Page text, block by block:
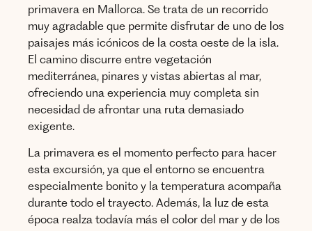
primavera en Mallorca. Se trata de un recorrido
muy agradable que permite disfrutar de uno de los
paisajes más icónicos de la costa oeste de la isla.
El camino discurre entre vegetación
mediterránea, pinares y vistas abiertas al mar,
ofreciendo una experiencia muy completa sin
necesidad de afrontar una ruta demasiado
exigente.
La primavera es el momento perfecto para hacer
esta excursión, ya que el entorno se encuentra
especialmente bonito y la temperatura acompaña
durante todo el trayecto. Además, la luz de esta
época realza todavía más el color del mar y de los